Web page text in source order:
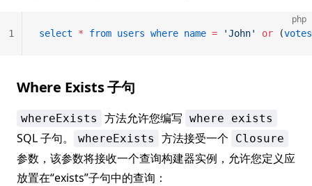
php
select * from users where name = 'John' or (votes
1
Where Exists 子句
whereExists 方法允许您编写 where exists
SQL 子句。 whereExists 方法接受一个 Closure
参数，该参数将接收一个查询构建器实例，允许您定义应
放置在“exists”子句中的查询：